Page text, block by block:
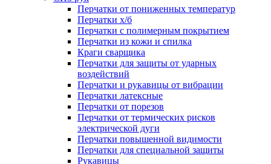
Перчатки от пониженных температур
Перчатки х/б
Перчатки с полимерным покрытием
Перчатки из кожи и спилка
Краги сварщика
Перчатки для защиты от ударных
воздействий
Перчатки и рукавицы от вибрации
Перчатки латексные
Перчатки от порезов
Перчатки от термических рисков
электрической дуги
Перчатки повышенной видимости
Перчатки для специальной защиты
Рукавицы